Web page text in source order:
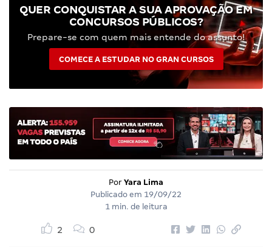
QUER CONQUISTAR A SUA APROVAÇÃO EM
CONCURSOS PÚBLICOS?
Prepare-se com quem mais entende do assunto!
COMECE A ESTUDAR NO GRAN CURSOS
Por Yara Lima
Publicado em 19/09/22
1 min. de leitura
2 0